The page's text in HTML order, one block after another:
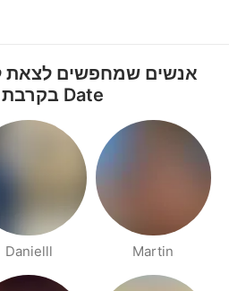
Date בקרבת Wien
Martin
Danielll